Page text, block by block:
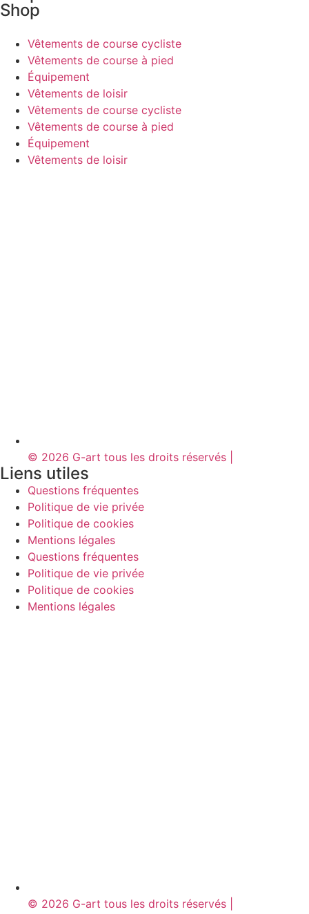
Shop
Vêtements de course cycliste
Vêtements de course à pied
Équipement
Vêtements de loisir
Vêtements de course cycliste
Vêtements de course à pied
Équipement
Vêtements de loisir
© 2026 G-art tous les droits réservés |
Liens utiles
Questions fréquentes
Politique de vie privée
Politique de cookies
Mentions légales
Questions fréquentes
Politique de vie privée
Politique de cookies
Mentions légales
© 2026 G-art tous les droits réservés |